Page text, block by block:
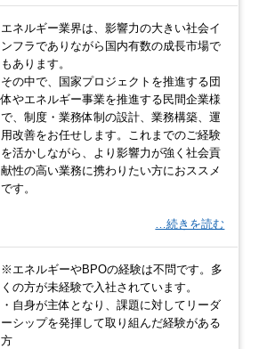
エネルギー業界は、影響力の大きい社会イ
ンフラでありながら国内有数の成長市場で
もあります。
その中で、国家プロジェクトを推進する団
体やエネルギー事業を推進する民間企業様
で、制度・業務体制の設計、業務構築、運
用改善をお任せします。これまでのご経験
を活かしながら、より影響力が強く社会貢
献性の高い業務に携わりたい方におススメ
です。
…続きを読む
※エネルギーやBPOの経験は不問です。多
くの方が未経験で入社されています。
・自身が主体となり、課題に対してリーダ
ーシップを発揮して取り組んだ経験がある
方